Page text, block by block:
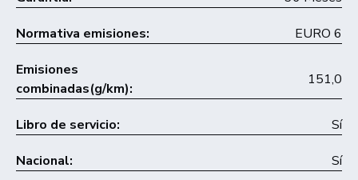
Normativa emisiones: EURO 6
Emisiones
combinadas(g/km):
151,0
Libro de servicio: Sí
Nacional: Sí